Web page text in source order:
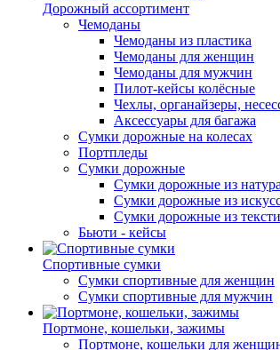
Дорожный ассортимент
Чемоданы
Чемоданы из пластика
Чемоданы для женщин
Чемоданы для мужчин
Пилот-кейсы колёсные
Чехлы, органайзеры,
Аксессуары для багажа
Сумки дорожные на колесах
Портпледы
Сумки дорожные
Сумки дорожные из
Сумки дорожные из
Сумки дорожные из
Бьюти - кейсы
Спортивные сумки
Сумки спортивные для женщин
Сумки спортивные для мужчин
Портмоне, кошельки, зажимы
Портмоне, кошельки для